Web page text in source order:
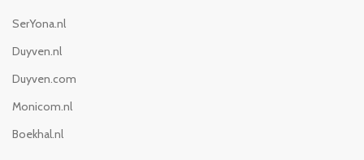
SerYona.nl
Duyven.nl
Duyven.com
Monicom.nl
Boekhal.nl